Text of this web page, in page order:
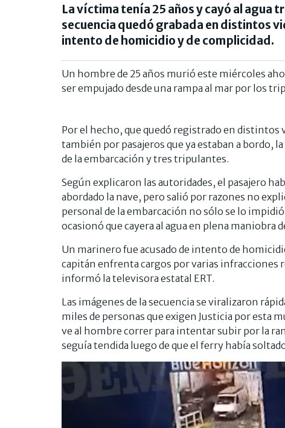
La víctima tenía 25 años y cayó al agua
secuencia quedó grabada en distintos
intento de homicidio y de complicidad.
Un hombre de 25 años murió este miércoles
ser empujado desde una rampa al mar por los
Por el hecho, que quedó registrado en distintos
también por pasajeros que ya estaban a bordo,
de la embarcación y tres tripulantes.
Según explicaron las autoridades, el pasajero
abordado la nave, pero salió por razones no
personal de la embarcación no sólo se lo
ocasionó que cayera al agua en plena maniobra
Un marinero fue acusado de intento de
capitán enfrenta cargos por varias infracciones
informó la televisora estatal ERT.
Las imágenes de la secuencia se viralizaron
miles de personas que exigen Justicia por esta
ve al hombre correr para intentar subir por la
seguía tendida luego de que el ferry había